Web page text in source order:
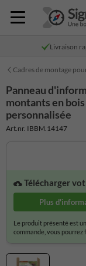
Livraison
Cadres de montage
Panneau
montants en
personnalisée
Art.nr. IBBM.14147
Télécharger
Plus
Le produit présenté est
commande, vous